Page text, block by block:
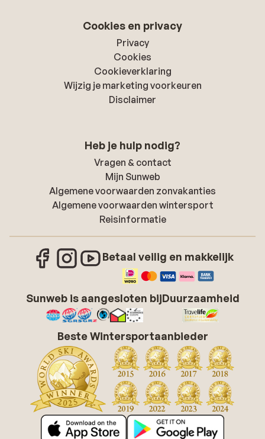
Cookies en privacy
Privacy
Cookies
Cookieverklaring
Wijzig je marketing voorkeuren
Disclaimer
Heb je hulp nodig?
Vragen & contact
Mijn Sunweb
Algemene voorwaarden zonvakanties
Algemene voorwaarden wintersport
Reisinformatie
Betaal veilig en makkelijk
Sunweb is aangesloten bijDuurzaamheid
Beste Wintersportaanbieder